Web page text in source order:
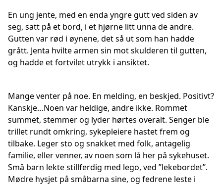
En ung jente, med en enda yngre gutt ved siden av
seg, satt på et bord, i et hjørne litt unna de andre.
Gutten var rød i øynene, det så ut som han hadde
grått. Jenta hvilte armen sin mot skulderen til gutten,
og hadde et fortvilet utrykk i ansiktet.
Mange venter på noe. En melding, en beskjed. Positivt?
Kanskje…Noen var heldige, andre ikke. Rommet
summet, stemmer og lyder hørtes overalt. Senger ble
trillet rundt omkring, sykepleiere hastet frem og
tilbake. Leger sto og snakket med folk, antagelig
familie, eller venner, av noen som lå her på sykehuset.
Små barn lekte stillferdig med lego, ved ”lekebordet”.
Mødre hysjet på småbarna sine, og fedrene leste i